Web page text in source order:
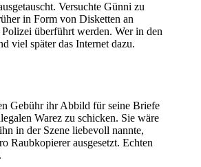
Versuchte Günni zu
in Form von Disketten an
überführt werden. Wer in den
viel später das Internet dazu.
Gebühr ihr Abbild für seine Briefe
Warez zu schicken. Sie wäre
in der Szene liebevoll nannte,
Raubkopierer ausgesetzt. Echten